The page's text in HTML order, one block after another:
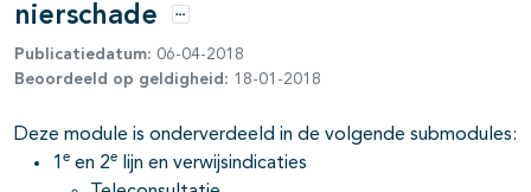
nierschade
Opties
Publicatiedatum: 06-04-2018
Beoordeeld op geldigheid: 18-01-2018
Deze module is onderverdeeld in de volgende submodules:
1 e en 2e
lijn en verwijsindicaties